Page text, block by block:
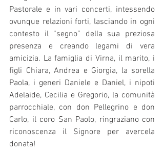
Pastorale e in vari concerti, intessendo
ovunque relazioni forti, lasciando in ogni
contesto il “segno” della sua preziosa
presenza e creando legami di vera
amicizia. La famiglia di Virna, il marito, i
figli Chiara, Andrea e Giorgia, la sorella
Paola, i generi Daniele e Daniel, i nipoti
Adelaide, Cecilia e Gregorio, la comunità
parrocchiale, con don Pellegrino e don
Carlo, il coro San Paolo, ringraziano con
riconoscenza il Signore per avercela
donata!